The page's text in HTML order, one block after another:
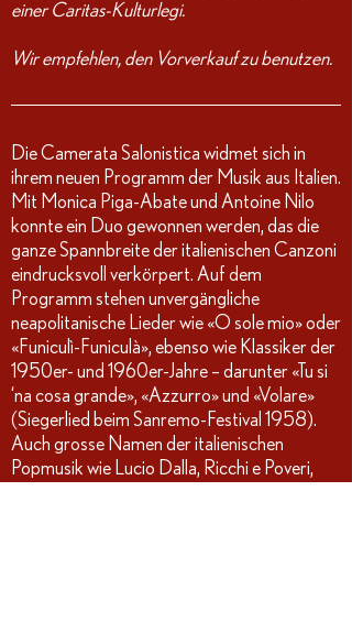
einer Caritas-Kulturlegi.
Wir empfehlen, den Vorverkauf zu benutzen.
Die Camerata Salonistica widmet sich in
ihrem neuen Programm der Musik aus Italien.
Mit Monica Piga-Abate und Antoine Nilo
konnte ein Duo gewonnen werden, das die
ganze Spannbreite der italienischen Canzoni
eindrucksvoll verkörpert. Auf dem
Programm stehen unvergängliche
neapolitanische Lieder wie «O sole mio» oder
«Funiculì-Funiculà», ebenso wie Klassiker der
1950er- und 1960er-Jahre – darunter «Tu si
‘na cosa grande», «Azzurro» und «Volare»
(Siegerlied beim Sanremo-Festival 1958).
Auch grosse Namen der italienischen
Popmusik wie Lucio Dalla, Ricchi e Poveri,